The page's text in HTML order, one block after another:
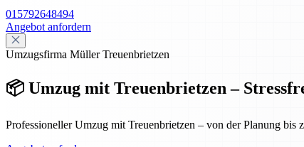
015792648494
Angebot anfordern
Umzugsfirma Müller Treuenbrietzen
📦 Umzug mit Treuenbrietzen –
Professioneller Umzug mit Treuenbrietzen – von der Planung bis